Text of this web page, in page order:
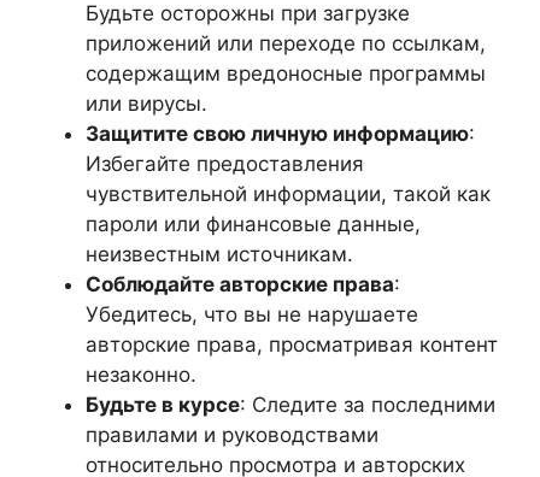
Будьте осторожны при загрузке
приложений или переходе по ссылкам,
содержащим вредоносные программы
или вирусы.
Защитите свою личную информацию:
Избегайте предоставления
чувствительной информации, такой как
пароли или финансовые данные,
неизвестным источникам.
Соблюдайте авторские права:
Убедитесь, что вы не нарушаете
авторские права, просматривая контент
незаконно.
Будьте в курсе: Следите за последними
правилами и руководствами
относительно просмотра и авторских